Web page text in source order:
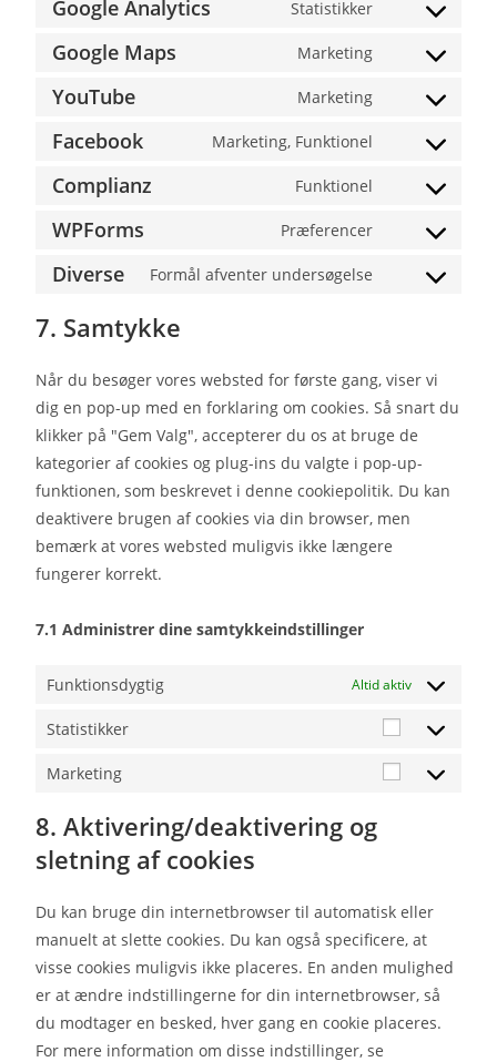
Google Analytics Statistikker
Google Maps Marketing
YouTube Marketing
Facebook Marketing, Funktionel
Complianz Funktionel
WPForms Præferencer
Diverse Formål afventer undersøgelse
7. Samtykke
Når du besøger vores websted for første gang, viser vi
dig en pop-up med en forklaring om cookies. Så snart du
klikker på "Gem Valg", accepterer du os at bruge de
kategorier af cookies og plug-ins du valgte i pop-up-
funktionen, som beskrevet i denne cookiepolitik. Du kan
deaktivere brugen af ​​cookies via din browser, men
bemærk at vores websted muligvis ikke længere
fungerer korrekt.
7.1 Administrer dine samtykkeindstillinger
Funktionsdygtig Altid aktiv
Statistikker
Marketing
8. Aktivering/deaktivering og
sletning af cookies
Du kan bruge din internetbrowser til automatisk eller
manuelt at slette cookies. Du kan også specificere, at
visse cookies muligvis ikke placeres. En anden mulighed
er at ændre indstillingerne for din internetbrowser, så
du modtager en besked, hver gang en cookie placeres.
For mere information om disse indstillinger, se